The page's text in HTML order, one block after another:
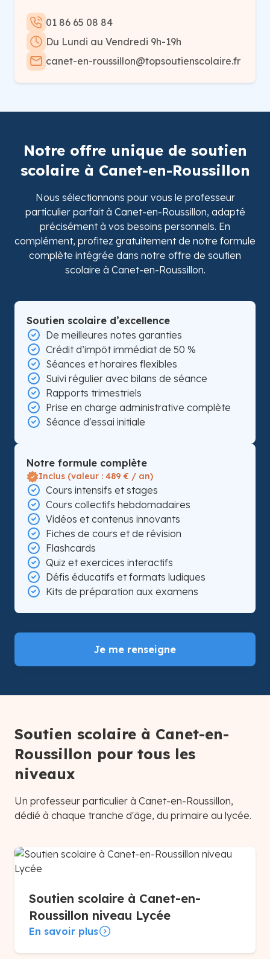
01 86 65 08 84
Du Lundi au Vendredi 9h-19h
canet-en-roussillon@topsoutienscolaire.fr
Notre offre unique de soutien
scolaire à Canet-en-Roussillon
Nous sélectionnons pour vous le professeur
particulier parfait à Canet-en-Roussillon, adapté
précisément à vos besoins personnels. En
complément, profitez gratuitement de notre formule
complète intégrée dans notre offre de soutien
scolaire à Canet-en-Roussillon.
Soutien scolaire d’excellence
De meilleures notes garanties
Crédit d’impôt immédiat de 50 %
Séances et horaires flexibles
Suivi régulier avec bilans de séance
Rapports trimestriels
Prise en charge administrative complète
Séance d'essai initiale
Notre formule complète
Inclus (valeur : 489 € / an)
Cours intensifs et stages
Cours collectifs hebdomadaires
Vidéos et contenus innovants
Fiches de cours et de révision
Flashcards
Quiz et exercices interactifs
Défis éducatifs et formats ludiques
Kits de préparation aux examens
Je me renseigne
Soutien scolaire à Canet-en-
Roussillon pour tous les
niveaux
Un professeur particulier à Canet-en-Roussillon,
dédié à chaque tranche d'âge, du primaire au lycée.
Soutien scolaire à Canet-en-
Roussillon niveau Lycée
En savoir plus